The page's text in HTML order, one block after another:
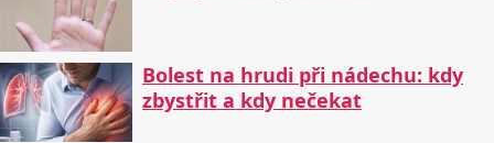
Bolest na hrudi při nádechu: kdy
zbystřit a kdy nečekat